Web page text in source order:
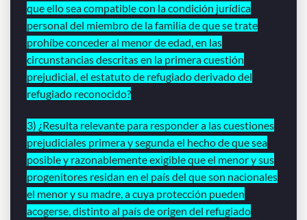
que ello sea compatible con la condición jurídica
personal del miembro de la familia de que se trate
prohíbe conceder al menor de edad, en las
circunstancias descritas en la primera cuestión
prejudicial, el estatuto de refugiado derivado del
refugiado reconocido?
3) ¿Resulta relevante para responder a las cuestiones
prejudiciales primera y segunda el hecho de que sea
posible y razonablemente exigible que el menor y sus
progenitores residan en el país del que son nacionales
el menor y su madre, a cuya protección pueden
acogerse, distinto al país de origen del refugiado